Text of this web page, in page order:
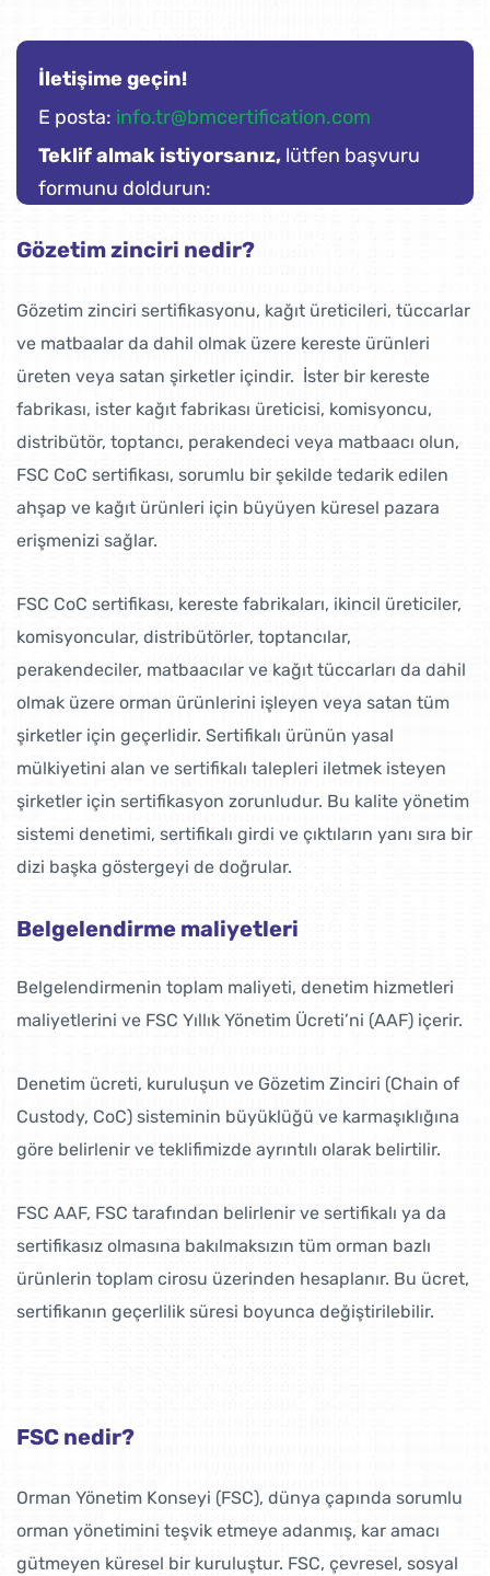
İletişime geçin!
E posta: info.tr@bmcertification.com
Teklif almak istiyorsanız, lütfen başvuru
formunu doldurun:
Gözetim zinciri nedir?
Gözetim zinciri sertifikasyonu, kağıt üreticileri, tüccarlar
ve matbaalar da dahil olmak üzere kereste ürünleri
üreten veya satan şirketler içindir. İster bir kereste
fabrikası, ister kağıt fabrikası üreticisi, komisyoncu,
distribütör, toptancı, perakendeci veya matbaacı olun,
FSC CoC sertifikası, sorumlu bir şekilde tedarik edilen
ahşap ve kağıt ürünleri için büyüyen küresel pazara
erişmenizi sağlar.
FSC CoC sertifikası, kereste fabrikaları, ikincil üreticiler,
komisyoncular, distribütörler, toptancılar,
perakendeciler, matbaacılar ve kağıt tüccarları da dahil
olmak üzere orman ürünlerini işleyen veya satan tüm
şirketler için geçerlidir. Sertifikalı ürünün yasal
mülkiyetini alan ve sertifikalı talepleri iletmek isteyen
şirketler için sertifikasyon zorunludur. Bu kalite yönetim
sistemi denetimi, sertifikalı girdi ve çıktıların yanı sıra bir
dizi başka göstergeyi de doğrular.
Belgelendirme maliyetleri
Belgelendirmenin toplam maliyeti, denetim hizmetleri
maliyetlerini ve FSC Yıllık Yönetim Ücreti’ni (AAF) içerir.
Denetim ücreti, kuruluşun ve Gözetim Zinciri (Chain of
Custody, CoC) sisteminin büyüklüğü ve karmaşıklığına
göre belirlenir ve teklifimizde ayrıntılı olarak belirtilir.
FSC AAF, FSC tarafından belirlenir ve sertifikalı ya da
sertifikasız olmasına bakılmaksızın tüm orman bazlı
ürünlerin toplam cirosu üzerinden hesaplanır. Bu ücret,
sertifikanın geçerlilik süresi boyunca değiştirilebilir.
FSC nedir?
Orman Yönetim Konseyi (FSC), dünya çapında sorumlu
orman yönetimini teşvik etmeye adanmış, kar amacı
gütmeyen küresel bir kuruluştur. FSC, çevresel, sosyal